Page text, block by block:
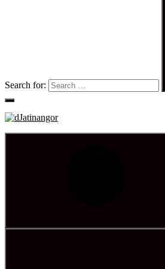
Search for: